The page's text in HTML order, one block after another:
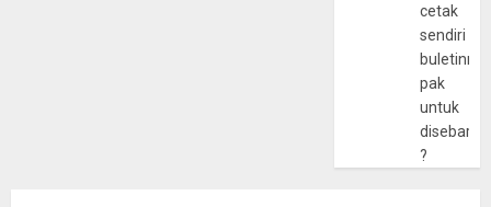
cetak
sendiri
pak
untuk
?